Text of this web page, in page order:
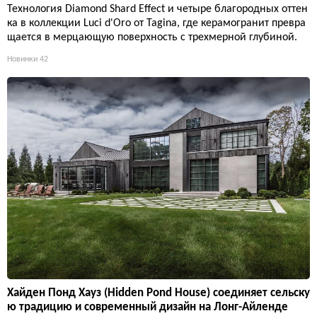
Технология Diamond Shard Effect и четыре благородных оттен
ка в коллекции Luci d'Oro от Tagina, где керамогранит превра
щается в мерцающую поверхность с трехмерной глубиной.
Новинки 42
Хайден Понд Хауз (Hidden Pond House) соединяет сельску
ю традицию и современный дизайн на Лонг-Айленде